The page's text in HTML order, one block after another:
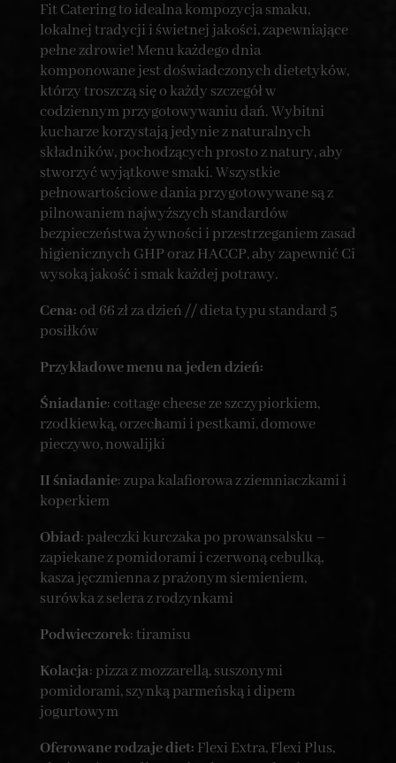
Fit Catering to idealna kompozycja smaku,
lokalnej tradycji i świetnej jakości, zapewniające
pełne zdrowie! Menu każdego dnia
komponowane jest doświadczonych dietetyków,
którzy troszczą się o każdy szczegół w
codziennym przygotowywaniu dań. Wybitni
kucharze korzystają jedynie z naturalnych
składników, pochodzących prosto z natury, aby
stworzyć wyjątkowe smaki. Wszystkie
pełnowartościowe dania przygotowywane są z
pilnowaniem najwyższych standardów
bezpieczeństwa żywności i przestrzeganiem zasad
higienicznych GHP oraz HACCP, aby zapewnić Ci
wysoką jakość i smak każdej potrawy.
Cena: od 66 zł za dzień // dieta typu standard 5
posiłków
Przykładowe menu na jeden dzień:
Śniadanie: cottage cheese ze szczypiorkiem,
rzodkiewką, orzechami i pestkami, domowe
pieczywo, nowalijki
II śniadanie: zupa kalafiorowa z ziemniaczkami i
koperkiem
Obiad: pałeczki kurczaka po prowansalsku –
zapiekane z pomidorami i czerwoną cebulką,
kasza jęczmienna z prażonym siemieniem,
surówka z selera z rodzynkami
Podwieczorek: tiramisu
Kolacja: pizza z mozzarellą, suszonymi
pomidorami, szynką parmeńską i dipem
jogurtowym
Oferowane rodzaje diet: Flexi Extra, Flexi Plus,